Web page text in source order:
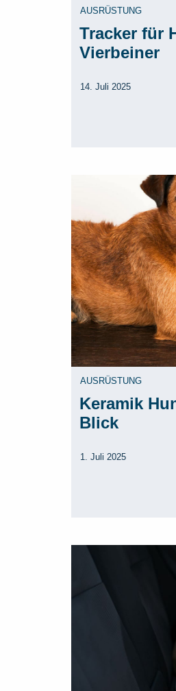
AUSRÜSTUNG
Tracker für
Vierbeiner
14. Juli 2025
AUSRÜSTUNG
Keramik
Blick
1. Juli 2025